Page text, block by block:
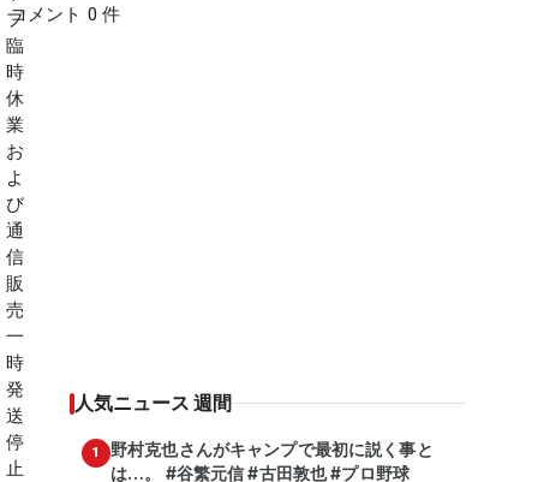
コメント 0 件
人気ニュース 週間
1
野村克也さんがキャンプで最初に説く事と
は…。 #谷繁元信 #古田敦也 #プロ野球